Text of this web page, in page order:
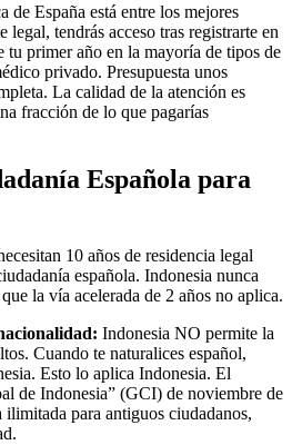
de España está entre los mejores
legal, tendrás acceso tras registrarte en
tu primer año en la mayoría de tipos de
privado. Presupuesta unos
La calidad de la atención es
fracción de lo que pagarías
Española para
10 años de residencia legal
española. Indonesia nunca
la vía acelerada de 2 años no aplica.
Indonesia NO permite la
Cuando te naturalices español,
Esto lo aplica Indonesia. El
de Indonesia” (GCI) de noviembre de
para antiguos ciudadanos,